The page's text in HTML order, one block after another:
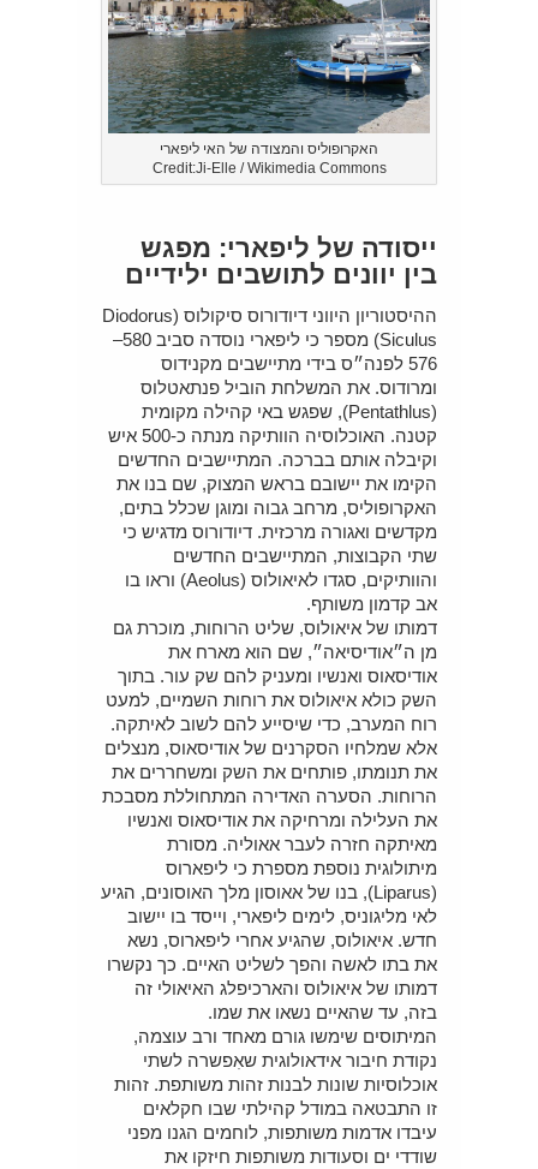
האקרופוליס והמצודה של האי ליפארי
Credit:Ji-Elle / Wikimedia Commons
ייסודה של ליפארי: מפגש
בין יוונים לתושבים ילידיים
ההיסטוריון היווני דיודורוס סיקולוס (Diodorus
Siculus) מספר כי ליפארי נוסדה סביב 580–
576 לפנה״ס בידי מתיישבים מקנידוס
ומרודוס. את המשלחת הוביל פנתאטלוס
(Pentathlus), שפגש באי קהילה מקומית
קטנה. האוכלוסיה הוותיקה מנתה כ-500 איש
וקיבלה אותם בברכה. המתיישבים החדשים
הקימו את יישובם בראש המצוק, שם בנו את
האקרופוליס, מרחב גבוה ומוגן שכלל בתים,
מקדשים ואגורה מרכזית. דיודורוס מדגיש כי
שתי הקבוצות, המתיישבים החדשים
והוותיקים, סגדו לאיאולוס (Aeolus) וראו בו
אב קדמון משותף.
דמותו של איאולוס, שליט הרוחות, מוכרת גם
מן ה״אודיסיאה״, שם הוא מארח את
אודיסאוס ואנשיו ומעניק להם שק עור. בתוך
השק כולא איאולוס את רוחות השמיים, למעט
רוח המערב, כדי שיסייע להם לשוב לאיתקה.
אלא שמלחיו הסקרנים של אודיסאוס, מנצלים
את תנומתו, פותחים את השק ומשחררים את
הרוחות. הסערה האדירה המתחוללת מסבכת
את העלילה ומרחיקה את אודיסאוס ואנשיו
מאיתקה חזרה לעבר אאוליה. מסורת
מיתולוגית נוספת מספרת כי ליפארוס
(Liparus), בנו של אאוסון מלך האוסונים, הגיע
לאי מליגוניס, לימים ליפארי, וייסד בו יישוב
חדש. איאולוס, שהגיע אחרי ליפארוס, נשא
את בתו לאשה והפך לשליט האיים. כך נקשרו
דמותו של איאולוס והארכיפלג האיאולי זה
בזה, עד שהאיים נשאו את שמו.
המיתוסים שימשו גורם מאחד ורב עוצמה,
נקודת חיבור אידאולוגית שאִפשרה לשתי
אוכלוסיות שונות לבנות זהות משותפת. זהות
זו התבטאה במודל קהילתי שבו חקלאים
עיבדו אדמות משותפות, לוחמים הגנו מפני
שודדי ים וסעודות משותפות חיזקו את